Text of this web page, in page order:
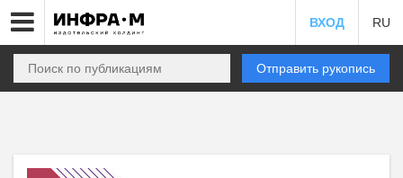
ВХОД RU
Отправить рукопись